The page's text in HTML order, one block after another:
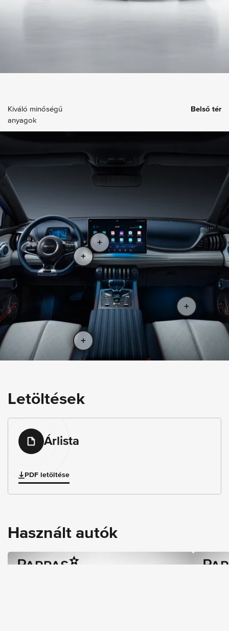
Kiváló minőségű
anyagok
Belső tér
Letöltések
Árlista
PDF letöltése
Használt autók